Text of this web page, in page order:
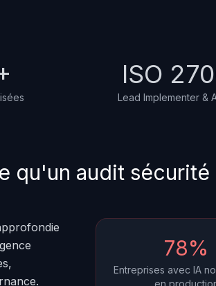
ISO
Lead Implementer &
qu'un audit sécurité
78%
Entreprises avec IA
en